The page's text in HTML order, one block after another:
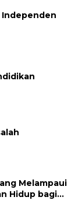
Independen
Melampaui